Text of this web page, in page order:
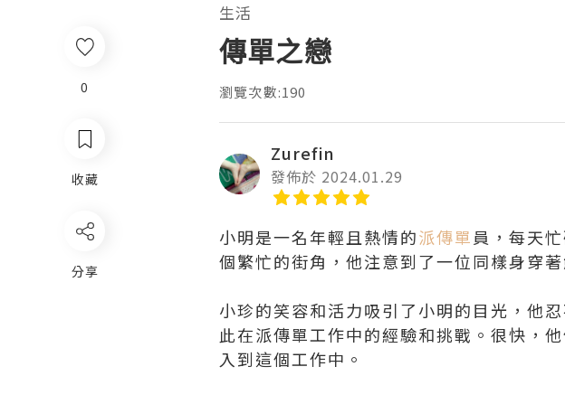
生活
傳單之戀
瀏覽次數:190
Zurefin
發佈於 2024.01.29
小明是一名年輕且熱情的派傳單員，每天
個繁忙的街角，他注意到了一位同樣身穿
小珍的笑容和活力吸引了小明的目光，他
此在派傳單工作中的經驗和挑戰。很快，
入到這個工作中。
0
收藏
分享